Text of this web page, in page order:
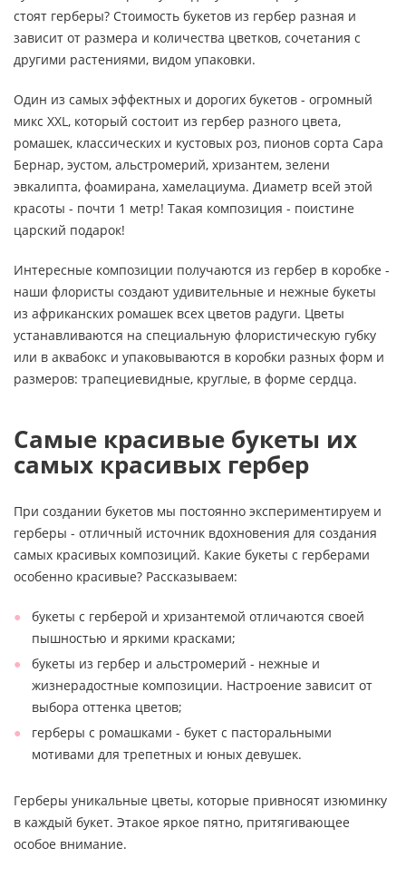
стоят герберы? Стоимость букетов из гербер разная и
зависит от размера и количества цветков, сочетания с
другими растениями, видом упаковки.
Один из самых эффектных и дорогих букетов - огромный
микс XXL, который состоит из гербер разного цвета,
ромашек, классических и кустовых роз, пионов сорта Сара
Бернар, эустом, альстромерий, хризантем, зелени
эвкалипта, фоамирана, хамелациума. Диаметр всей этой
красоты - почти 1 метр! Такая композиция - поистине
царский подарок!
Интересные композиции получаются из гербер в коробке -
наши флористы создают удивительные и нежные букеты
из африканских ромашек всех цветов радуги. Цветы
устанавливаются на специальную флористическую губку
или в аквабокс и упаковываются в коробки разных форм и
размеров: трапециевидные, круглые, в форме сердца.
Самые красивые букеты их
самых красивых гербер
При создании букетов мы постоянно экспериментируем и
герберы - отличный источник вдохновения для создания
самых красивых композиций. Какие букеты с герберами
особенно красивые? Рассказываем:
букеты с герберой и хризантемой отличаются своей
пышностью и яркими красками;
букеты из гербер и альстромерий - нежные и
жизнерадостные композиции. Настроение зависит от
выбора оттенка цветов;
герберы с ромашками - букет с пасторальными
мотивами для трепетных и юных девушек.
Герберы уникальные цветы, которые привносят изюминку
в каждый букет. Этакое яркое пятно, притягивающее
особое внимание.